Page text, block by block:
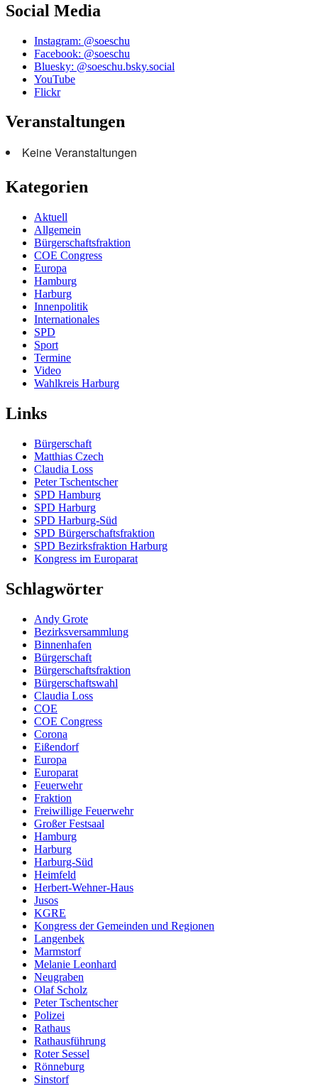
Social Media
Instagram: @soeschu
Facebook: @soeschu
Bluesky: @soeschu.bsky.social
YouTube
Flickr
Veranstaltungen
Keine Veranstaltungen
Kategorien
Aktuell
Allgemein
Bürgerschaftsfraktion
COE Congress
Europa
Hamburg
Harburg
Innenpolitik
Internationales
SPD
Sport
Termine
Video
Wahlkreis Harburg
Links
Bürgerschaft
Matthias Czech
Claudia Loss
Peter Tschentscher
SPD Hamburg
SPD Harburg
SPD Harburg-Süd
SPD Bürgerschaftsfraktion
SPD Bezirksfraktion Harburg
Kongress im Europarat
Schlagwörter
Andy Grote
Bezirksversammlung
Binnenhafen
Bürgerschaft
Bürgerschaftsfraktion
Bürgerschaftswahl
Claudia Loss
COE
COE Congress
Corona
Eißendorf
Europa
Europarat
Feuerwehr
Fraktion
Freiwillige Feuerwehr
Großer Festsaal
Hamburg
Harburg
Harburg-Süd
Heimfeld
Herbert-Wehner-Haus
Jusos
KGRE
Kongress der Gemeinden und Regionen
Langenbek
Marmstorf
Melanie Leonhard
Neugraben
Olaf Scholz
Peter Tschentscher
Polizei
Rathaus
Rathausführung
Roter Sessel
Rönneburg
Sinstorf